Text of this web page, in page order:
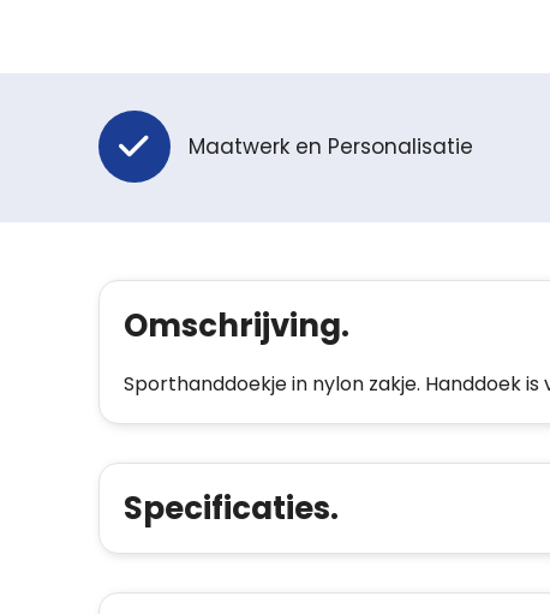
Maatwerk en Personalisatie
Omschrijving.
Sporthanddoekje in nylon zakje. Handdoek
Specificaties.